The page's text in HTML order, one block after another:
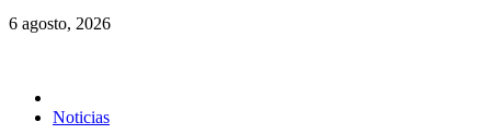
6 agosto, 2026
Noticias